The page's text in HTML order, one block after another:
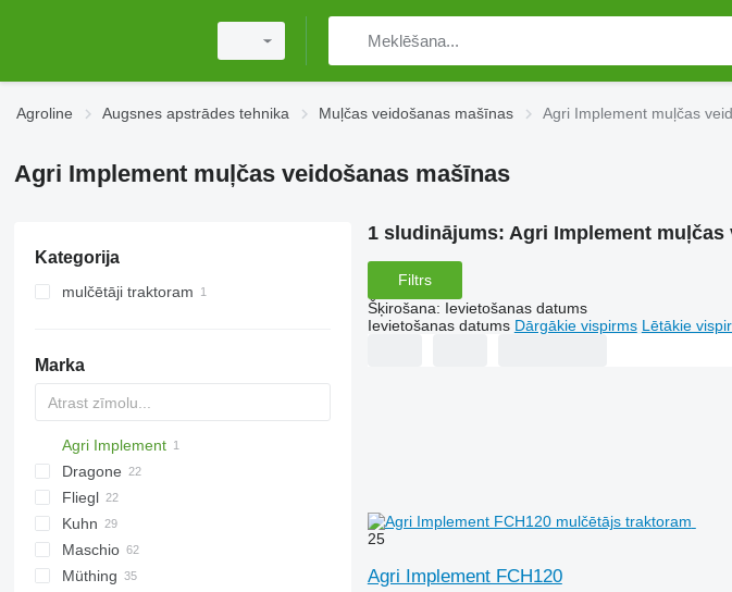
Agroline Augsnes apstrādes tehnika Muļčas veidošanas mašīnas Agri Implement muļčas
Agri Implement muļčas veidošanas mašīnas
Kategorija
mulčētāji traktoram
Marka
AS
Agri Implement
GKR
PARK
Z-series
CK
Sirio
Dragone
VL
VP
SMK
UM
USM
Fliegl
Gemella
333 G
Kuhn
FC
GMD
Maschio
Barbi
Müthing
1 sludinājums: Agri Implement muļčas
Filtrs
Šķirošana: Ievietošanas datums
Ievietošanas datums Dārgākie vispirms Lētākie
25
Agri Implement FCH120